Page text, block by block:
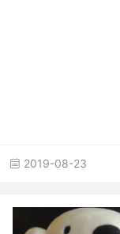
2019-08-23